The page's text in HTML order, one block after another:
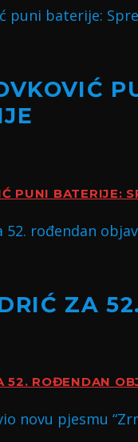
PUNI BATERIJE:
ZA
52. ROĐENDAN